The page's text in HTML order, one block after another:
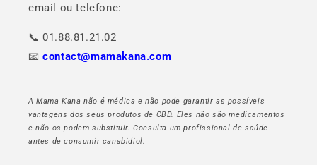
email ou telefone:
📞 01.88.81.21.02
📧contact@mamakana.com
A Mama Kana não é médica e não pode garantir as possíveis
vantagens dos seus produtos de CBD. Eles não são medicamentos
e não os podem substituir. Consulta um profissional de saúde
antes de consumir canabidiol.